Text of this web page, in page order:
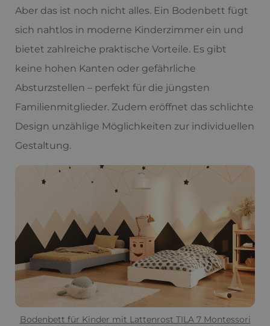
Aber das ist noch nicht alles. Ein Bodenbett fügt
sich nahtlos in moderne Kinderzimmer ein und
bietet zahlreiche praktische Vorteile. Es gibt
keine hohen Kanten oder gefährliche
Absturzstellen – perfekt für die jüngsten
Familienmitglieder. Zudem eröffnet das schlichte
Design unzählige Möglichkeiten zur individuellen
Gestaltung.
Bodenbett für Kinder mit Lattenrost TILA 7 Montessori